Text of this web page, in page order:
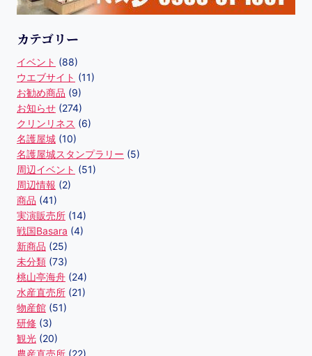
カテゴリー
イベント (88)
ウエブサイト (11)
お勧め商品 (9)
お知らせ (274)
クリンリネス (6)
名護屋城 (10)
名護屋城スタンプラリー (5)
周辺イベント (51)
周辺情報 (2)
商品 (41)
実演販売所 (14)
戦国Basara (4)
新商品 (25)
未分類 (73)
桃山亭海舟 (24)
水産直売所 (21)
物産館 (51)
研修 (3)
観光 (20)
農産直売所 (22)